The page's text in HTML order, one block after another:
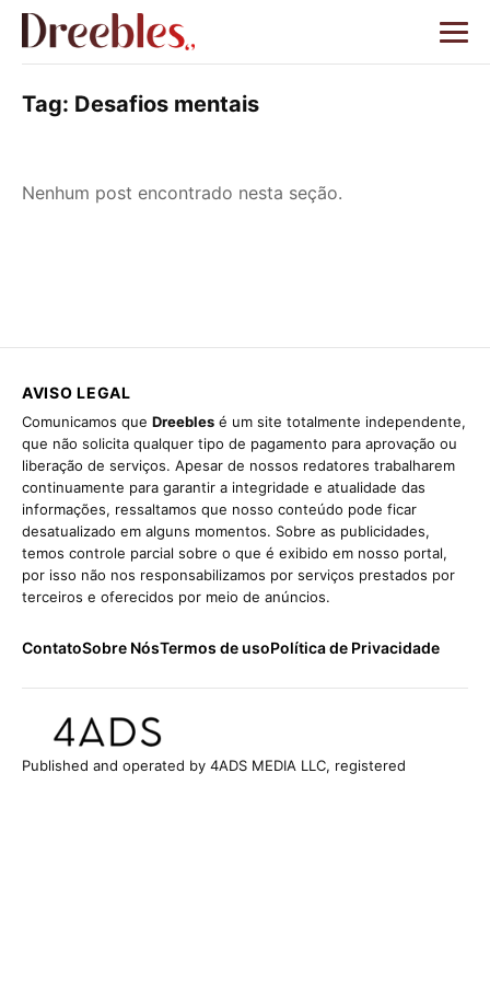
Tag: Desafios mentais
Nenhum post encontrado nesta seção.
AVISO LEGAL
Comunicamos que Dreebles é um site totalmente independente,
que não solicita qualquer tipo de pagamento para aprovação ou
liberação de serviços. Apesar de nossos redatores trabalharem
continuamente para garantir a integridade e atualidade das
informações, ressaltamos que nosso conteúdo pode ficar
desatualizado em alguns momentos. Sobre as publicidades,
temos controle parcial sobre o que é exibido em nosso portal,
por isso não nos responsabilizamos por serviços prestados por
terceiros e oferecidos por meio de anúncios.
ContatoSobre NósTermos de usoPolítica de Privacidade
Published and operated by 4ADS MEDIA LLC, registered